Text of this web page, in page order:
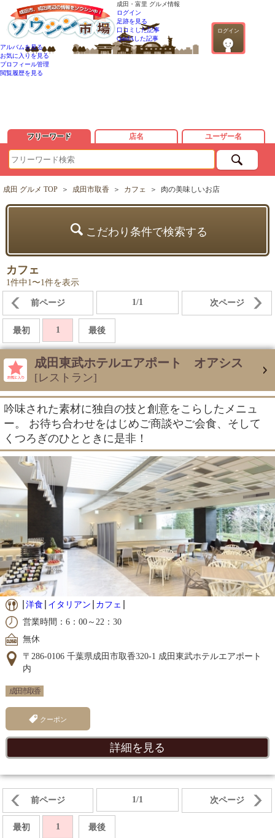
成田・富里 グルメ情報
ログイン
ログイン
足跡を見る
口コミした記事
QandAした記事
アルバムを見る
お気に入りを見る
プロフィール管理
閲覧履歴を見る
フリーワード 店名 ユーザー名
成田 グルメ TOP ＞ 成田市取香 ＞ カフェ ＞ 肉の美味しいお店
こだわり条件で検索する
カフェ
1件中1〜1件を表示
前ページ 1/1 次ページ
最初 1 最後
成田東武ホテルエアポート オアシス
[レストラン]
吟味された素材に独自の技と創意をこらしたメニュ
ー。 お待ち合わせをはじめご商談やご会食、そして
くつろぎのひとときに是非！
洋食 イタリアン
カフェ
営業時間：6：00～22：30
無休
〒286-0106 千葉県成田市取香320-1 成田東武ホテルエアポート
内
成田市取香
クーポン
詳細を見る
前ページ 1/1 次ページ
最初 1 最後